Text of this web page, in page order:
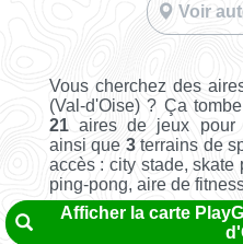
Voir
Vous cherchez des
(Val-d'Oise) ? Ça
21aires de jeux pour
ainsi que 3terrains de
accès : city stade, skate
ping-pong, aire de
Afficher la carte